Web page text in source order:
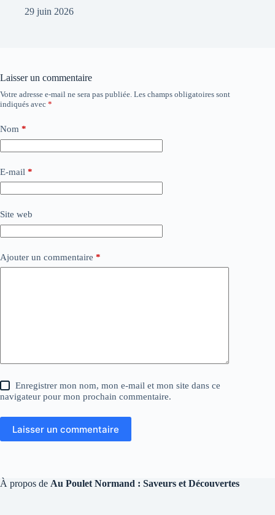
29 juin 2026
Laisser un commentaire
Votre adresse e-mail ne sera pas publiée. Les champs obligatoires sont
indiqués avec *
Nom *
E-mail *
Site web
Ajouter un commentaire *
Enregistrer mon nom, mon e-mail et mon site dans ce
navigateur pour mon prochain commentaire.
Laisser un commentaire
À propos de Au Poulet Normand : Saveurs et Découvertes